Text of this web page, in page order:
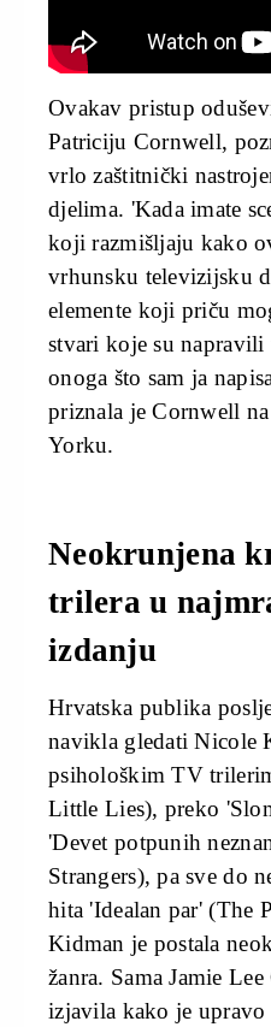
Ovakav pristup
Patriciju Cornwell,
vrlo zaštitnički
djelima. 'Kada imate
koji razmišljaju kako
vrhunsku televizijsku
elemente koji priču
stvari koje su
onoga što sam ja
priznala je Cornwell
Yorku.
Neokrunjena
trilera u
izdanju
Hrvatska publika
navikla gledati Nicole
psihološkim TV
Little Lies), preko
'Devet potpunih
Strangers), pa sve do
hita 'Idealan par' (The
Kidman je postala
žanra. Sama Jamie
izjavila kako je